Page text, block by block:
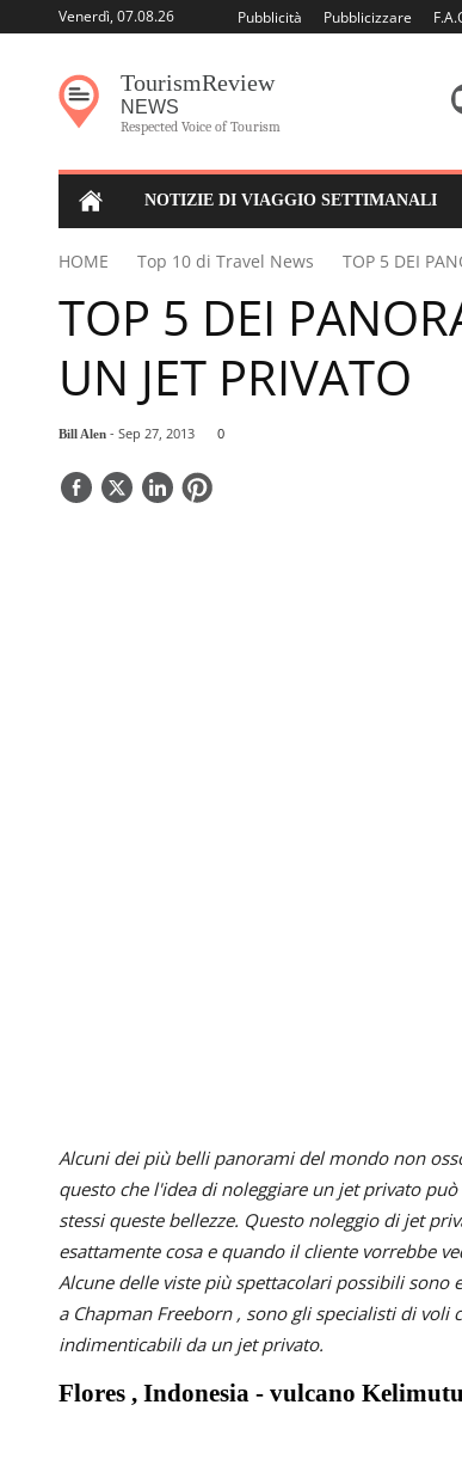
Venerdì, 07.08.26 Pubblicità Pubblicizzare
TourismReview
NEWS
Respected Voice of Tourism
NOTIZIE DI VIAGGIO SETTIMANALI
HOME Top 10 di Travel News TOP 5 DEI
TOP 5 DEI
UN JET PRIVATO
Bill Alen- Sep 27, 2013 0
Alcuni dei più belli panorami del mondo non
questo che l'idea di noleggiare un jet privato
stessi queste bellezze. Questo noleggio di jet
esattamente cosa e quando il cliente vorrebbe
Alcune delle viste più spettacolari possibili sono
a Chapman Freeborn , sono gli specialisti di
indimenticabili da un jet privato.
Flores , Indonesia - vulcano Kelimutu